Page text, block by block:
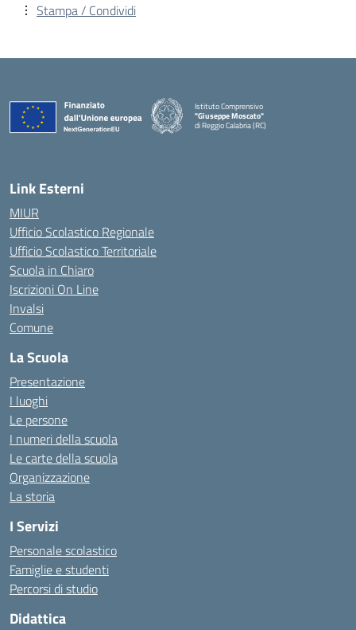
Stampa / Condividi
Istituto Comprensivo
"Giuseppe Moscato"
di Reggio Calabria (RC)
— Visita la pagina iniziale della scuola
Link Esterni
MIUR
Ufficio Scolastico Regionale
Ufficio Scolastico Territoriale
Scuola in Chiaro
Iscrizioni On Line
Invalsi
Comune
La Scuola
Presentazione
I luoghi
Le persone
I numeri della scuola
Le carte della scuola
Organizzazione
La storia
I Servizi
Personale scolastico
Famiglie e studenti
Percorsi di studio
Didattica